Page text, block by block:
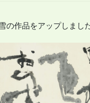
作品をアップしました